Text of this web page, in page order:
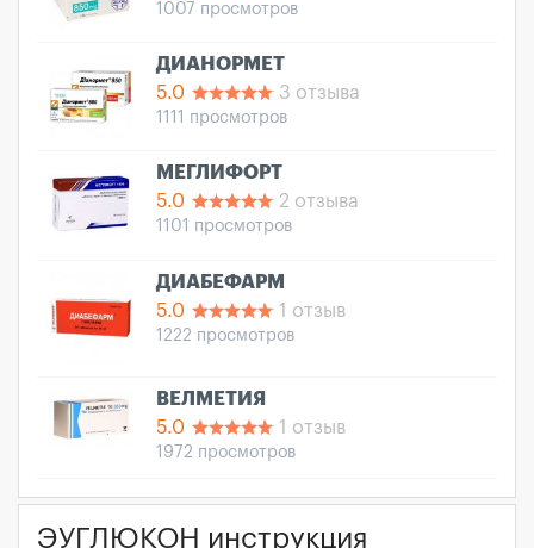
1007 просмотров
ДИАНОРМЕТ
5.0
3 отзыва
1111 просмотров
МЕГЛИФОРТ
5.0
2 отзыва
1101 просмотров
ДИАБЕФАРМ
5.0
1 отзыв
1222 просмотров
ВЕЛМЕТИЯ
5.0
1 отзыв
1972 просмотров
ЭУГЛЮКОН инструкция